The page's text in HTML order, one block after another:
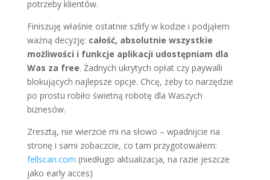
potrzeby klientów.
Finiszuję właśnie ostatnie szlify w kodzie i podjąłem
ważną decyzję: całość, absolutnie wszystkie
możliwości i funkcje aplikacji udostępniam dla
Was za free. Żadnych ukrytych opłat czy paywalli
blokujących najlepsze opcje. Chcę, żeby to narzędzie
po prostu robiło świetną robotę dla Waszych
biznesów.
Zresztą, nie wierzcie mi na słowo – wpadnijcie na
stronę i sami zobaczcie, co tam przygotowałem:
fellscan.com (niedługo aktualizacja, na razie jeszcze
jako early acces)